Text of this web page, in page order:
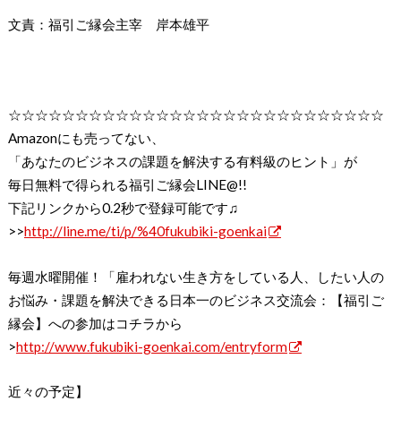
文責：福引ご縁会主宰 岸本雄平
☆☆☆☆☆☆☆☆☆☆☆☆☆☆☆☆☆☆☆☆☆☆☆☆☆☆☆☆
Amazonにも売ってない、
「あなたのビジネスの課題を解決する有料級のヒント」が
毎日無料で得られる福引ご縁会LINE@!!
下記リンクから0.2秒で登録可能です♫
>>http://line.me/ti/p/%40fukubiki-goenkai
毎週水曜開催！「雇われない生き方をしている人、したい人の
お悩み・課題を解決できる日本一のビジネス交流会：【福引ご
縁会】への参加はコチラから
>http://www.fukubiki-goenkai.com/entryform
近々の予定】